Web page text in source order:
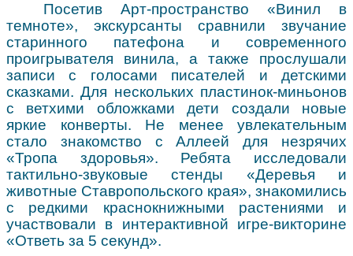
Посетив Арт-пространство «Винил в
темноте», экскурсанты сравнили звучание
старинного патефона и современного
проигрывателя винила, а также прослушали
записи с голосами писателей и детскими
сказками. Для нескольких пластинок-миньонов
с ветхими обложками дети создали новые
яркие конверты. Не менее увлекательным
стало знакомство с Аллеей для незрячих
«Тропа здоровья». Ребята исследовали
тактильно-звуковые стенды «Деревья и
животные Ставропольского края», знакомились
с редкими краснокнижными растениями и
участвовали в интерактивной игре-викторине
«Ответь за 5 секунд».